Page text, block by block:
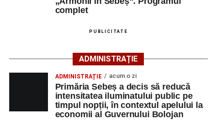
doresc să vadă comunitatea dezvoltându-se prin
Președinte PSD Alba
Adaugă-ne ca sursă preferată
complet
PUBLICITATE
ADMINISTRAȚIE
ADMINISTRAȚIE acum o zi
Primăria Sebeș a decis să reducă
intensitatea iluminatului public pe
timpul nopții, în contextul apelului la
economii al Guvernului Bolojan